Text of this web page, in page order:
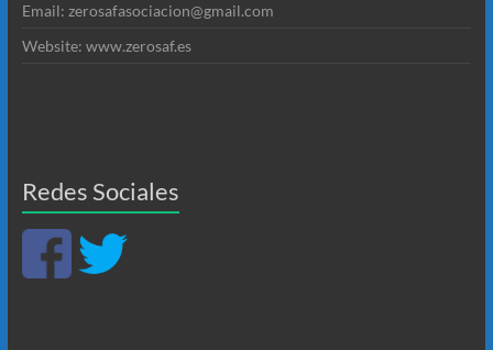
Email: zerosafasociacion@gmail.com
Website: www.zerosaf.es
Redes Sociales